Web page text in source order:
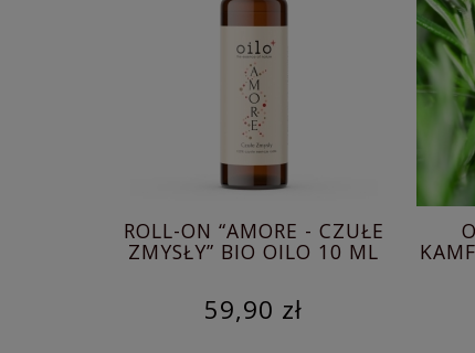
ROLL-ON “AMORE - CZUŁE
ZMYSŁY” BIO OILO 10 ML
59,90 zł